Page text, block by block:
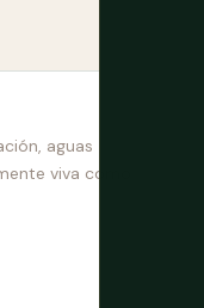
aguas
viva como